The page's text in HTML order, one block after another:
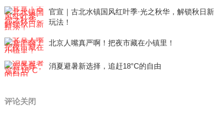
官宣｜古北水镇国风红叶季·光之秋华，解锁秋日新
玩法！
北京人嘴真严啊！把夜市藏在小镇里！
消夏避暑新选择，追赶18°C的自由
评论关闭